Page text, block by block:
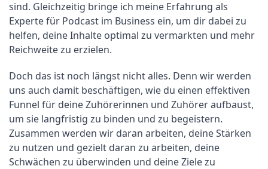
sind. Gleichzeitig bringe ich meine Erfahrung als
Experte für Podcast im Business ein, um dir dabei zu
helfen, deine Inhalte optimal zu vermarkten und mehr
Reichweite zu erzielen.
Doch das ist noch längst nicht alles. Denn wir werden
uns auch damit beschäftigen, wie du einen effektiven
Funnel für deine Zuhörerinnen und Zuhörer aufbaust,
um sie langfristig zu binden und zu begeistern.
Zusammen werden wir daran arbeiten, deine Stärken
zu nutzen und gezielt daran zu arbeiten, deine
Schwächen zu überwinden und deine Ziele zu